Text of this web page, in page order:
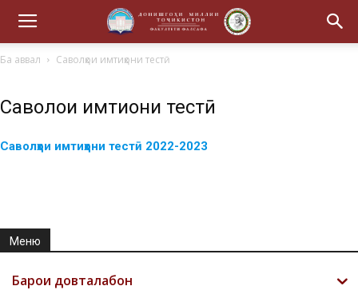
Ба аввал Саволҳои имтиҳони тестӣ
Саволҳои имтиҳони тестӣ
Саволҳои имтиҳони тестӣ 2022-2023
Меню
Барои довталабон